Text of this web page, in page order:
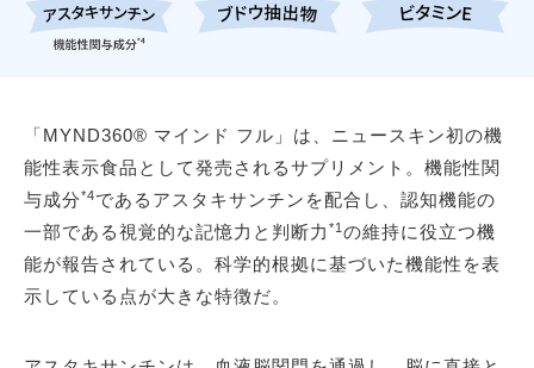
「MYND360® マインド フル」は、ニュースキン初の機
能性表示食品として発売されるサプリメント。機能性関
与成分*4であるアスタキサンチンを配合し、認知機能の
一部である視覚的な記憶力と判断力 *1 の維持に役立つ機
能が報告されている。科学的根拠に基づいた機能性を表
示している点が大きな特徴だ。